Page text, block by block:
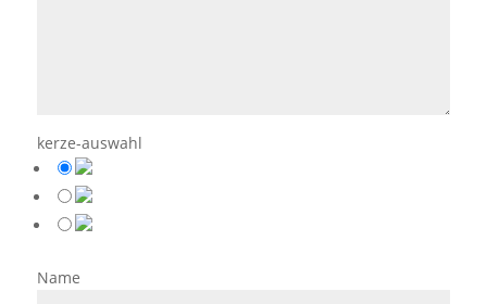
kerze-auswahl
Name